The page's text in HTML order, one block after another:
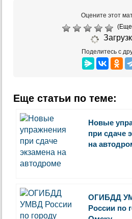
Оцените этот
(Еще
Поделитесь с
Еще статьи по теме:
Новые
при сдаче
на
ОГИБДД
России по